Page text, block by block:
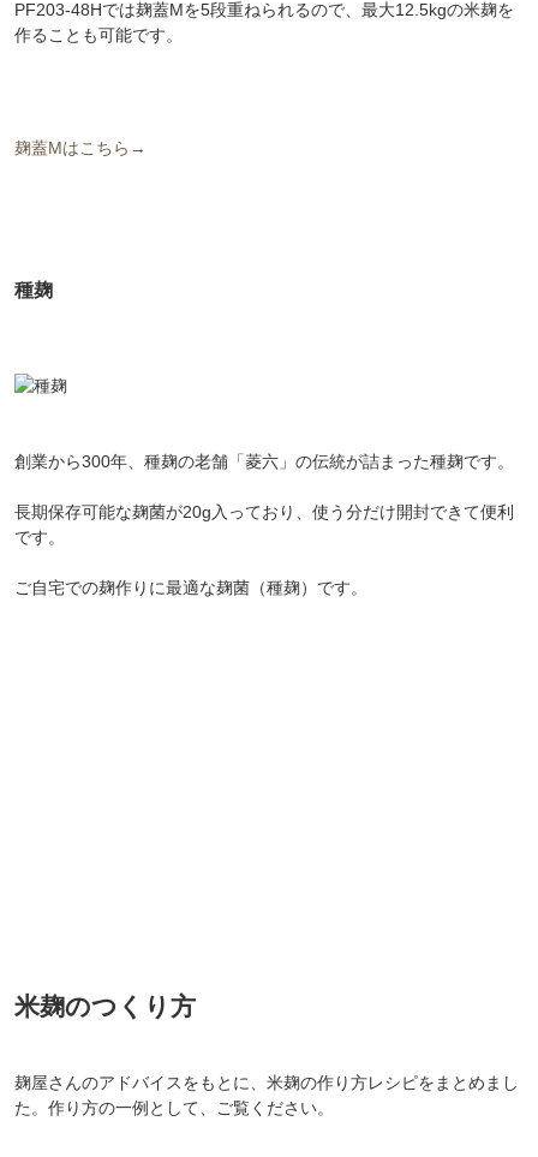
PF203-48Hでは麹蓋Mを5段重ねられるので、最大12.5kgの米麹を
作ることも可能です。
麹蓋Mはこちら→
種麹
創業から300年、種麹の老舗「菱六」の伝統が詰まった種麹です。
長期保存可能な麹菌が20g入っており、使う分だけ開封できて便利
です。
ご自宅での麹作りに最適な麹菌（種麹）です。
米麹のつくり方
麹屋さんのアドバイスをもとに、米麹の作り方レシピをまとめまし
た。作り方の一例として、ご覧ください。